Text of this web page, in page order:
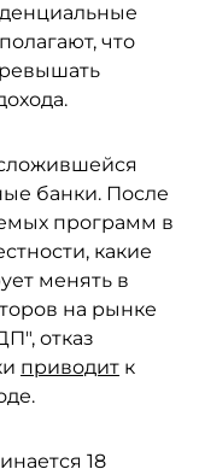
что
банки. После
программ в
какие
менять в
на рынке
отказ
приводит к
18